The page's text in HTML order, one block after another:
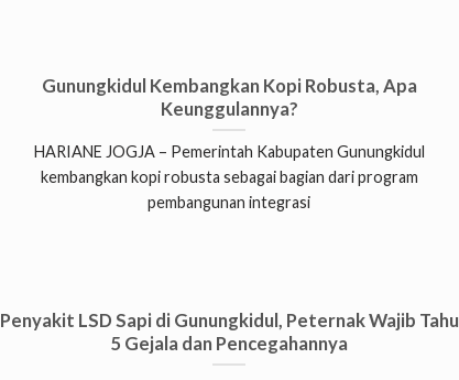
Gunungkidul Kembangkan Kopi Robusta, Apa
Keunggulannya?
HARIANE JOGJA – Pemerintah Kabupaten Gunungkidul
kembangkan kopi robusta sebagai bagian dari program
pembangunan integrasi
Penyakit LSD Sapi di Gunungkidul, Peternak Wajib Tahu
5 Gejala dan Pencegahannya